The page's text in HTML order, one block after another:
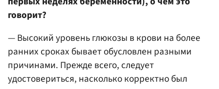
говорит?
— Высокий уровень глюкозы в крови на более
ранних сроках бывает обусловлен разными
причинами. Прежде всего, следует
удостовериться, насколько корректно был